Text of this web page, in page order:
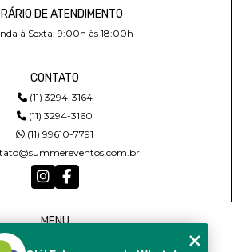
DE ATENDIMENTO
à Sexta: 9:00h às 18:00h
CONTATO
(11) 3294-3164
(11) 3294-3160
(11) 99610-7791
MENU